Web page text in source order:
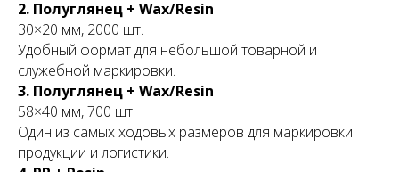
2. Полуглянец + Wax/Resin
30×20 мм, 2000 шт.
Удобный формат для небольшой товарной и
служебной маркировки.
3. Полуглянец + Wax/Resin
58×40 мм, 700 шт.
Один из самых ходовых размеров для маркировки
продукции и логистики.